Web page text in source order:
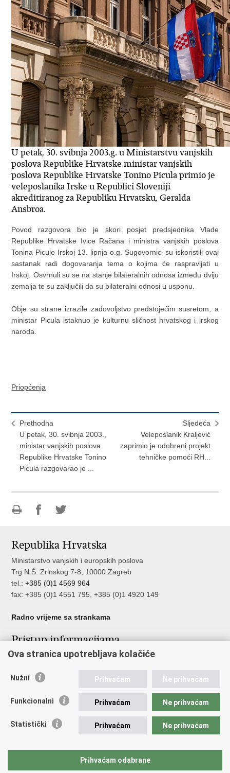
U petak, 30. svibnja 2003.g. u Ministarstvu vanjskih
poslova Republike Hrvatske ministar vanjskih
poslova Republike Hrvatske Tonino Picula primio je
veleposlanika Irske u Republici Sloveniji
akreditiranog za Republiku Hrvatsku, Geralda
Ansbroa.
Povod razgovora bio je skori posjet predsjednika Vlade
Republike Hrvatske Ivice Račana i ministra vanjskih poslova
Tonina Picule Irskoj 13. lipnja o.g. Sugovornici su iskoristili ovaj
sastanak radi dogovaranja tema o kojima će raspravljati u
Irskoj. Osvrnuli su se na stanje bilateralnih odnosa između dviju
zemalja te su zaključili da su bilateralni odnosi u usponu.
Obje su strane izrazile zadovoljstvo predstojećim susretom, a
ministar Picula istaknuo je kulturnu sličnost hrvatskog i irskog
naroda.
Priopćenja
Prethodna
U petak, 30. svibnja 2003.,
ministar vanjskih poslova
Republike Hrvatske Tonino
Picula razgovarao je ...
Sljedeća
Veleposlanik Kraljević
zaprimio je odobreni projekt
tehničke pomoći RH...
Facebooku
Twitteru
Republika Hrvatska
Ministarstvo vanjskih i europskih poslova
Trg N.Š. Zrinskog 7-8, 10000 Zagreb
tel.:+385 (0)1 4569 964
fax: +385 (0)1 4551 795, +385 (0)1 4920 149
Radno vrijeme sa strankama
Pristup informacijama
Pristup informacijama
Nepravilnosti
Javna nabava u MVEP-u
Nadzor rada i unutarnja revizija službe vanjskih poslova
Ova stranica upotrebljava kolačiće
Nužni Prihvaćam Ne prihvaćam
Funkcionalni Prihvaćam Ne prihvaćam
Statistički Prihvaćam Ne prihvaćam
Prihvaćam odabrane